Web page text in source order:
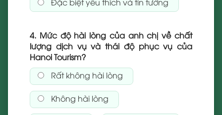
4. Mức độ hài lòng của anh chị về chất
lượng dịch vụ và thái độ phục vụ của
Hanoi Tourism?
Rất không hài lòng
Không hài lòng